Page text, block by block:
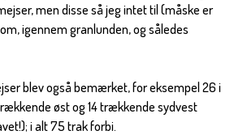
men disse så jeg intet til (måske er
igennem granlunden, og således
blev også bemærket, for eksempel 26 i
øst og 14 trækkende sydvest
i alt 75 trak forbi.